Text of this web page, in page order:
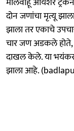
दोन जणांचा मृत्यू
झाला तर एकाचे
चार जण अडकले होते,
दाखल केले. या भयंकर
झाला आहे.